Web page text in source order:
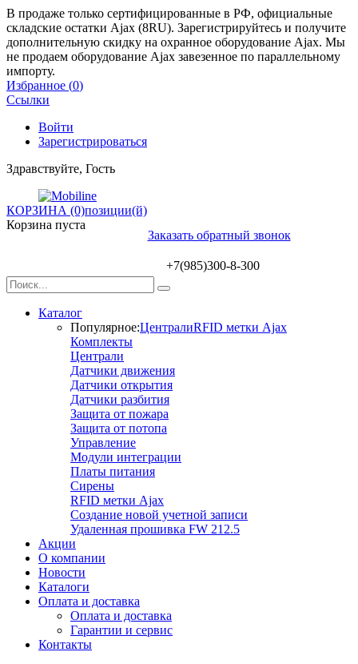
В продаже только сертифицированные в РФ, официальные
складские остатки Ajax (8RU). Зарегистрируйтесь и получите
дополнительную скидку на охранное оборудование Ajax. Мы
не продаем оборудование Ajax завезенное по параллельному
импорту.
Избранное (0)
Ссылки
Войти
Зарегистрироваться
Здравствуйте, Гость
КОРЗИНА (0)позиции(й)
Корзина пуста
Заказать обратный звонок
+7(985)300-8-300
Каталог
Популярное:ЦентралиRFID метки Ajax
Комплекты
Централи
Датчики движения
Датчики открытия
Датчики разбития
Защита от пожара
Защита от потопа
Управление
Модули интеграции
Платы питания
Сирены
RFID метки Ajax
Создание новой учетной записи
Удаленная прошивка FW 212.5
Акции
О компании
Новости
Каталоги
Оплата и доставка
Оплата и доставка
Гарантии и сервис
Контакты